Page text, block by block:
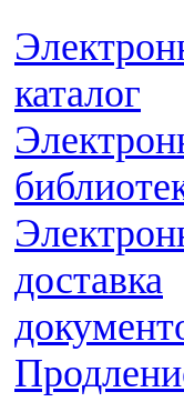
каталог
доставка